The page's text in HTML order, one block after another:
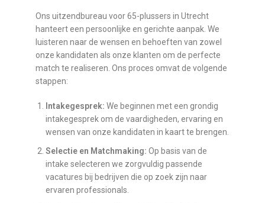
Ons uitzendbureau voor 65-plussers in Utrecht
hanteert een persoonlijke en gerichte aanpak. We
luisteren naar de wensen en behoeften van zowel
onze kandidaten als onze klanten om de perfecte
match te realiseren. Ons proces omvat de volgende
stappen:
Intakegesprek: We beginnen met een grondig
intakegesprek om de vaardigheden, ervaring en
wensen van onze kandidaten in kaart te brengen.
Selectie en Matchmaking: Op basis van de
intake selecteren we zorgvuldig passende
vacatures bij bedrijven die op zoek zijn naar
ervaren professionals.